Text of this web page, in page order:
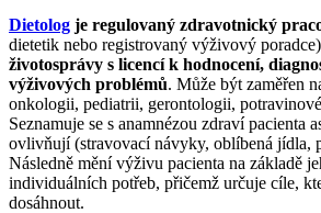
Dietolog je regulovaný zdravotnický
dietetik nebo registrovaný výživový poradce)
životosprávy s licencí k hodnocení,
výživových problémů. Může být zaměřen
onkologii, pediatrii, gerontologii,
Seznamuje se s anamnézou zdraví pacienta
ovlivňují (stravovací návyky, oblíbená jídla,
Následně mění výživu pacienta na základě
individuálních potřeb, přičemž určuje cíle,
dosáhnout.